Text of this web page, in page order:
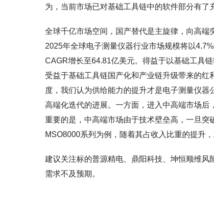
为，当前市场已对基础工具链中的软件部分有了
全球千亿市场空间，国产替代是主旋律，向高
2025年全球电子测量仪器行业市场规模将以
CAGR增长至64.81亿美元。得益于以基础工具
受益于基础工具链国产化和产业链升级带来的
度，我们认为供给能力的提升才是电子测量仪
高端化迭代的进展。一方面，进入中高端市场
重要的是，中高端市场由于技术壁垒高，一旦
MSO8000系列为例，随着其占收入比重的提升
建议关注标的普源精电、鼎阳科技、坤恒顺维
需求不及预期。